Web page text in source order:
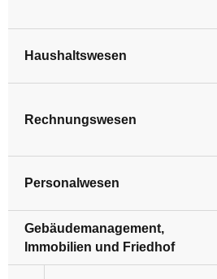
Haushaltswesen
Rechnungswesen
Personalwesen
Gebäudemanagement,
Immobilien und Friedhof